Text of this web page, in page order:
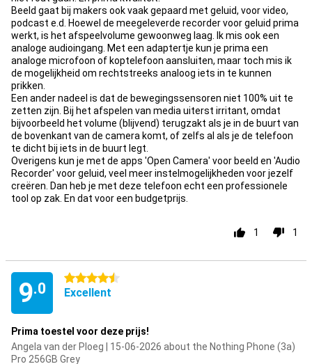
Beeld gaat bij makers ook vaak gepaard met geluid, voor video,
podcast e.d. Hoewel de meegeleverde recorder voor geluid prima
werkt, is het afspeelvolume gewoonweg laag. Ik mis ook een
analoge audioingang. Met een adaptertje kun je prima een
analoge microfoon of koptelefoon aansluiten, maar toch mis ik
de mogelijkheid om rechtstreeks analoog iets in te kunnen
prikken.
Een ander nadeel is dat de bewegingssensoren niet 100% uit te
zetten zijn. Bij het afspelen van media uiterst irritant, omdat
bijvoorbeeld het volume (blijvend) terugzakt als je in de buurt van
de bovenkant van de camera komt, of zelfs al als je de telefoon
te dicht bij iets in de buurt legt.
Overigens kun je met de apps 'Open Camera' voor beeld en 'Audio
Recorder' voor geluid, veel meer instelmogelijkheden voor jezelf
creëren. Dan heb je met deze telefoon echt een professionele
tool op zak. En dat voor een budgetprijs.
1 1
9.0
4.5 stars
Excellent
Prima toestel voor deze prijs!
Angela van der Ploeg | 15-06-2026 about the Nothing Phone (3a)
Pro 256GB Grey